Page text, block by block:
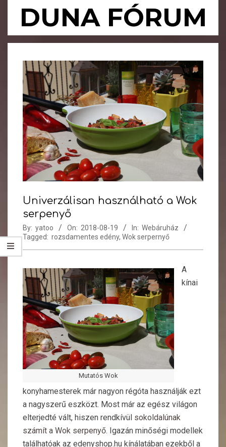
DUNA FÓRUM
Primary
Menu
Univerzálisan használható a Wok
serpenyő
By: yatoo On: 2018-08-19 In: Webáruház
Tagged: rozsdamentes edény, Wok serpernyő
Mutatós Wok
A
kínai
konyhamesterek már nagyon régóta használják ezt
a nagyszerű eszközt. Most már az egész világon
elterjedté vált, hiszen rendkívül sokoldalúnak
számít a Wok serpenyő. Igazán minőségi modellek
találhatóak az edenyshop.hu kínálatában ezekből a